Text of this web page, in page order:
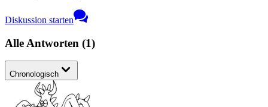
Diskussion starten
Alle Antworten (1)
Chronologisch